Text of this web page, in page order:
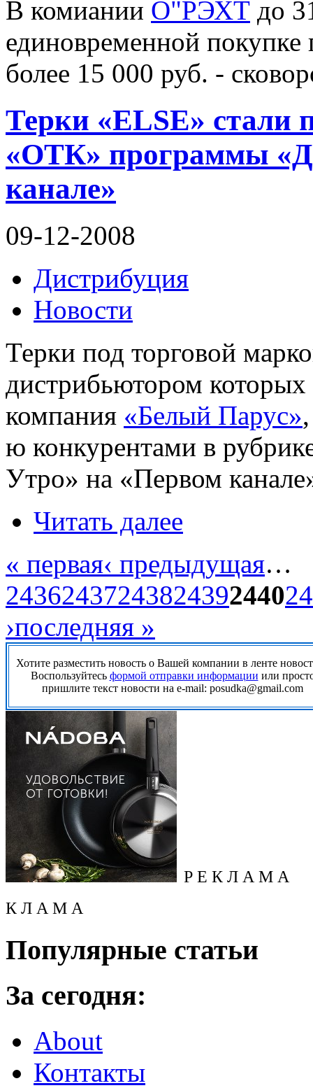
В комиании О"РЭХТ до
единовременной
более 15 000 руб. -
Терки «ELSE» стали
«ОТК» программы
канале»
09-12-2008
Дистрибуция
Новости
Терки под торговой
дистрибьютором которых
компания «Белый Парус»
ю конкурентами в
Утро» на «Первом
Читать далее
« первая‹ предыдущая…
24362437243824392440
›последняя »
Хотите разместить новость о Вашей компании в ленте
Воспользуйтесь формой отправки информации или
пришлите текст новости на e-mail: posudka@gmail.com
Р Е К Л А М А
К Л А М А
Популярные статьи
За сегодня:
About
Контакты